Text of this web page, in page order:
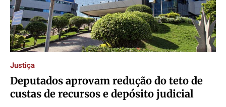
Justiça
Deputados aprovam redução do teto de
custas de recursos e depósito judicial